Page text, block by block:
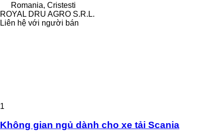
Romania, Cristesti
ROYAL DRU AGRO S.R.L.
Liên hệ với người bán
1
Không gian ngủ dành cho xe tải Scania